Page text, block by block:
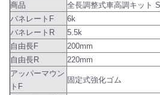
商品
全長調整式車高調キット
バネレートF
6k
バネレートR
5.5k
自由長F
200mm
自由長R
220mm
アッパーマウン
トF
固定式強化ゴム